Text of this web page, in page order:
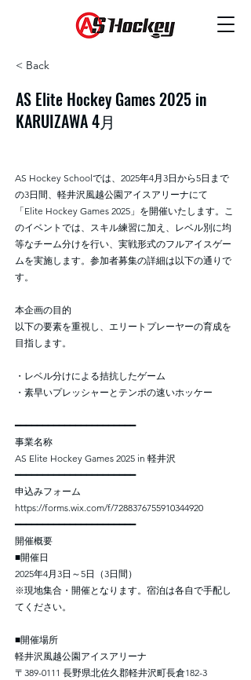
< Back
AS Elite Hockey Games 2025 in
KARUIZAWA 4月
AS Hockey Schoolでは、2025年4月3日から5日まで
の3日間、軽井沢風越公園アイスアリーナにて
「Elite Hockey Games 2025」を開催いたします。こ
のイベントでは、スキル練習に加え、レベル別に均
等なチーム分けを行い、実戦形式のフルアイスゲー
ムを実施します。参加者募集の詳細は以下の通りで
す。
本企画の目的
以下の要素を重視し、エリートプレーヤーの育成を
目指します。
・レベル分けによる拮抗したゲーム
・素早いプレッシャーとテンポの速いホッケー
━━━━━━━━━━━━━━━━━━━━━━
事業名称
AS Elite Hockey Games 2025 in 軽井沢
━━━━━━━━━━━━━━━━━━━━━━
申込みフォーム
https://forms.wix.com/f/7288376755910344920
━━━━━━━━━━━━━━━━━━━━━━
開催概要
■開催日
2025年4月3日～5日（3日間）
※現地集合・開催となります。宿泊は各自で手配し
てください。
■開催場所
軽井沢風越公園アイスアリーナ
〒389-0111 長野県北佐久郡軽井沢町長倉182-3